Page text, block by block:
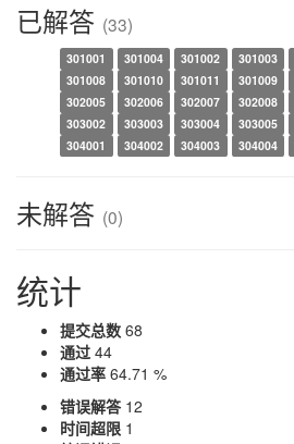
已解答 (33)
301001 301004 301002 301003
301008
301010 301011 301009
302005
302006 302007 302008
303002
303003 303004 303005
304001
304002 304003 304004
未解答 (0)
统计
提交总数 68
通过 44
通过率 64.71 %
错误解答12
时间超限 1